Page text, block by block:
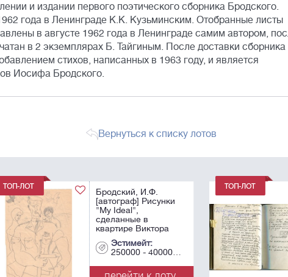
и издании первого поэтического сборника Бродского.
года в Ленинграде К.К. Кузьминским. Отобранные листы
в августе 1962 года в Ленинграде самим автором,
в 2 экземплярах Б. Тайгиным. После доставки сборника
стихов, написанных в 1963 году, и является
Иосифа Бродского.
Вернуться к списку лотов
250000 - 400000
Бобышев, Д.В.,
Коробова, Э.Б.
стихотворения Эры
Коробовой "Поминки
в Комарово" с
авторской правкой и
дарственные ...
30000 - 50000